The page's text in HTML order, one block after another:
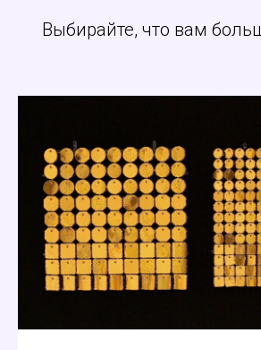
Выбирайте, что вам